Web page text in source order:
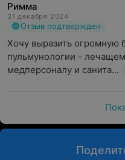
Римма
31 декабря 2024
Отзыв подтвержден
Хочу выразить огромную
пульмунологии -
медперсоналу и санита...